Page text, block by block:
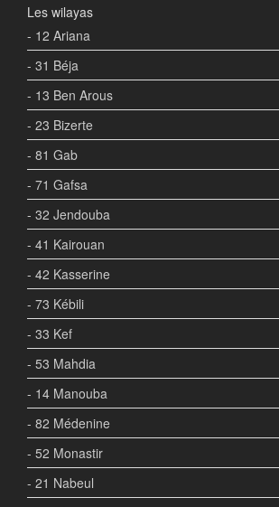
Les wilayas
- 12 Ariana
- 31 Béja
- 13 Ben Arous
- 23 Bizerte
- 81 Gab
- 71 Gafsa
- 32 Jendouba
- 41 Kairouan
- 42 Kasserine
- 73 Kébili
- 33 Kef
- 53 Mahdia
- 14 Manouba
- 82 Médenine
- 52 Monastir
- 21 Nabeul